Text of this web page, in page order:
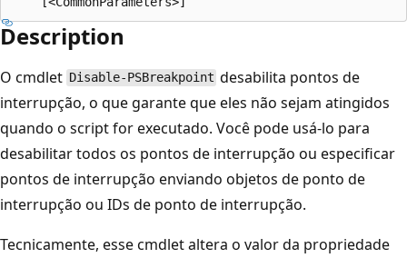
Description
O cmdlet Disable-PSBreakpoint desabilita pontos de
interrupção, o que garante que eles não sejam atingidos
quando o script for executado. Você pode usá-lo para
desabilitar todos os pontos de interrupção ou especificar
pontos de interrupção enviando objetos de ponto de
interrupção ou IDs de ponto de interrupção.
Tecnicamente, esse cmdlet altera o valor da propriedade